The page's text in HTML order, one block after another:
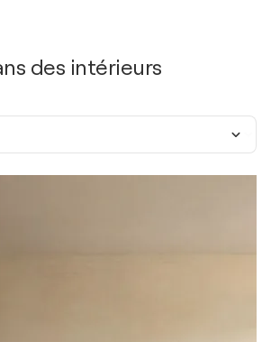
des intérieurs